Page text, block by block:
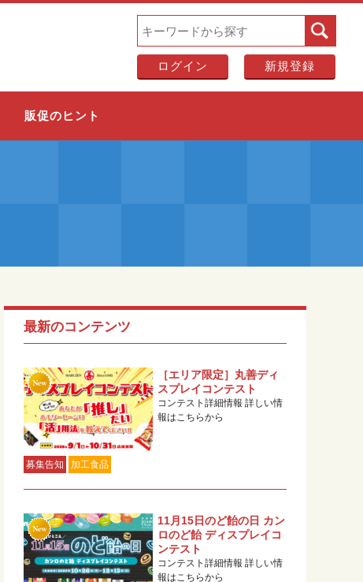
ログイン 新規登録
販促のヒント
最新のコンテンツ
募集告知 加工食品
［エリア限定］丸善ディ
スプレイコンテスト
コンテスト詳細情報 詳しい情
報はこちらから
11月15日のど飴の日 カン
ロのど飴 ディスプレイコ
ンテスト
コンテスト詳細情報 詳しい情
報はこちらから